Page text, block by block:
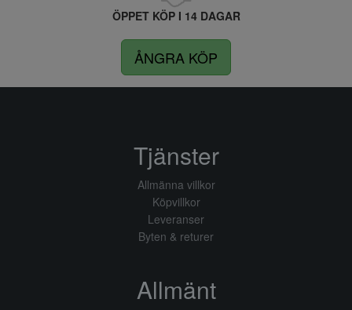
ÖPPET KÖP I 14 DAGAR
ÅNGRA KÖP
Tjänster
Allmänna villkor
Köpvillkor
Leveranser
Byten & returer
Allmänt